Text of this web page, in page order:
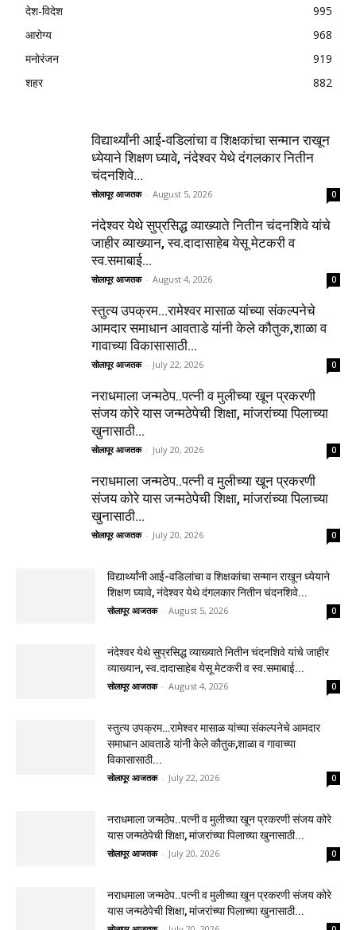
देश-विदेश
995
आरोग्य
968
मनोरंजन
919
शहर
882
विद्यार्थ्यांनी आई-वडिलांचा व शिक्षकांचा सन्मान राखून
ध्येयाने शिक्षण घ्यावे, नंदेश्वर येथे दंगलकार नितीन
चंदनशिवे...
सोलापूर आजतक - August 5, 2026 0
नंदेश्वर येथे सुप्रसिद्ध व्याख्याते नितीन चंदनशिवे यांचे
जाहीर व्याख्यान, स्व.दादासाहेब येसू मेटकरी व
स्व.समाबाई...
सोलापूर आजतक - August 4, 2026 0
स्तुत्य उपक्रम…रामेश्वर मासाळ यांच्या संकल्पनेचे
आमदार समाधान आवताडे यांनी केले कौतुक,शाळा व
गावाच्या विकासासाठी...
सोलापूर आजतक - July 22, 2026 0
नराधमाला जन्मठेप..पत्नी व मुलीच्या खून प्रकरणी
संजय कोरे यास जन्मठेपेची शिक्षा, मांजरांच्या पिलाच्या
खुनासाठी...
सोलापूर आजतक - July 20, 2026 0
नराधमाला जन्मठेप..पत्नी व मुलीच्या खून प्रकरणी
संजय कोरे यास जन्मठेपेची शिक्षा, मांजरांच्या पिलाच्या
खुनासाठी...
सोलापूर आजतक - July 20, 2026 0
विद्यार्थ्यांनी आई-वडिलांचा व शिक्षकांचा सन्मान राखून ध्येयाने
शिक्षण घ्यावे, नंदेश्वर येथे दंगलकार नितीन चंदनशिवे...
सोलापूर आजतक - August 5, 2026 0
नंदेश्वर येथे सुप्रसिद्ध व्याख्याते नितीन चंदनशिवे यांचे जाहीर
व्याख्यान, स्व.दादासाहेब येसू मेटकरी व स्व.समाबाई...
सोलापूर आजतक - August 4, 2026 0
स्तुत्य उपक्रम…रामेश्वर मासाळ यांच्या संकल्पनेचे आमदार
समाधान आवताडे यांनी केले कौतुक,शाळा व गावाच्या
विकासासाठी...
सोलापूर आजतक - July 22, 2026 0
नराधमाला जन्मठेप..पत्नी व मुलीच्या खून प्रकरणी संजय कोरे
यास जन्मठेपेची शिक्षा, मांजरांच्या पिलाच्या खुनासाठी...
सोलापूर आजतक - July 20, 2026 0
नराधमाला जन्मठेप..पत्नी व मुलीच्या खून प्रकरणी संजय कोरे
यास जन्मठेपेची शिक्षा, मांजरांच्या पिलाच्या खुनासाठी...